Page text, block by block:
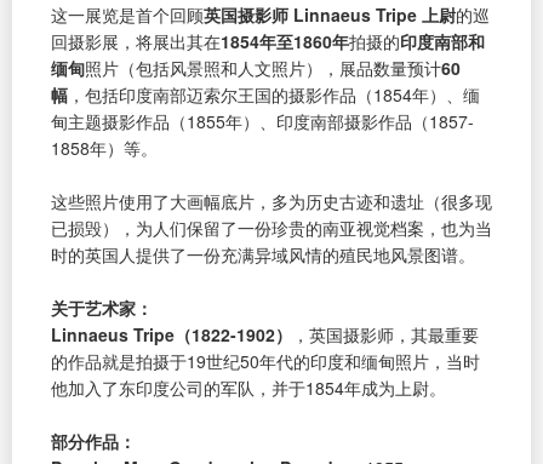
这一展览是首个回顾英国摄影师 Linnaeus Tripe 上尉的巡
回摄影展，将展出其在1854年至1860年拍摄的印度南部和
缅甸照片（包括风景照和人文照片），展品数量预计60
幅 ，包括印度南部迈索尔王国的摄影作品（1854年）、缅
甸主题摄影作品（1855年）、印度南部摄影作品（1857-
1858年）等。
这些照片使用了大画幅底片，多为历史古迹和遗址（很多现
已损毁），为人们保留了一份珍贵的南亚视觉档案，也为当
时的英国人提供了一份充满异域风情的殖民地风景图谱。
关于艺术家：
Linnaeus Tripe（1822-1902）
，英国摄影师，其最重要
的作品就是拍摄于19世纪50年代的印度和缅甸照片，当时
他加入了东印度公司的军队，并于1854年成为上尉。
部分作品：